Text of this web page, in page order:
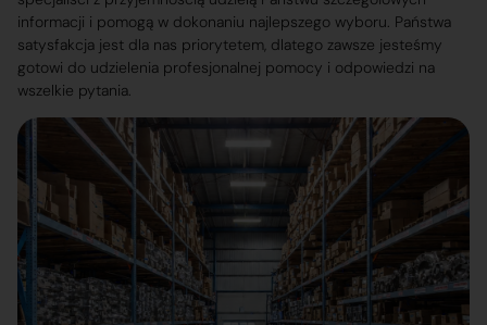
informacji i pomogą w dokonaniu najlepszego wyboru. Państwa
satysfakcja jest dla nas priorytetem, dlatego zawsze jesteśmy
gotowi do udzielenia profesjonalnej pomocy i odpowiedzi na
wszelkie pytania.